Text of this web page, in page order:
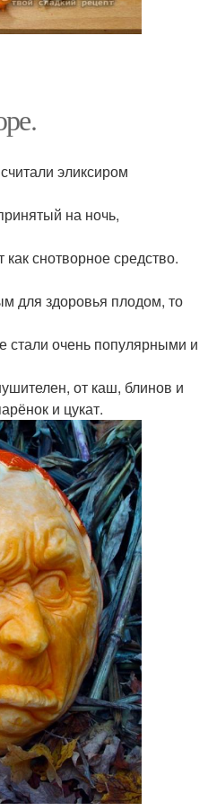
эликсиром
на ночь,
снотворное средство.
для здоровья плодом, то
стали очень популярными и
от каш, блинов и
и цукат.